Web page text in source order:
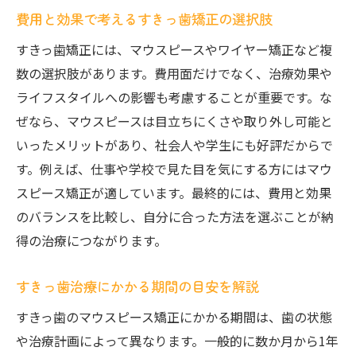
費用と効果で考えるすきっ歯矯正の選択肢
すきっ歯矯正には、マウスピースやワイヤー矯正など複
数の選択肢があります。費用面だけでなく、治療効果や
ライフスタイルへの影響も考慮することが重要です。な
ぜなら、マウスピースは目立ちにくさや取り外し可能と
いったメリットがあり、社会人や学生にも好評だからで
す。例えば、仕事や学校で見た目を気にする方にはマウ
スピース矯正が適しています。最終的には、費用と効果
のバランスを比較し、自分に合った方法を選ぶことが納
得の治療につながります。
すきっ歯治療にかかる期間の目安を解説
すきっ歯のマウスピース矯正にかかる期間は、歯の状態
や治療計画によって異なります。一般的に数か月から1年